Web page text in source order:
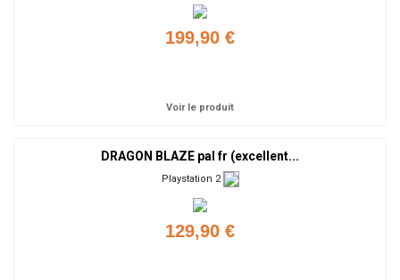
199,90 €
Voir le produit
DRAGON BLAZE pal fr (excellent...
Playstation 2
129,90 €